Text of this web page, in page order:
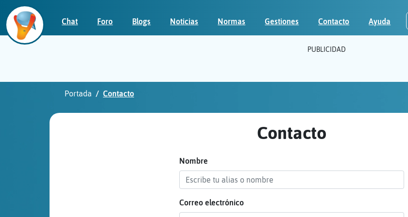
Chat Foro Blogs Noticias Normas Gestiones Contacto Ayuda
PUBLICIDAD
Portada Contacto
Contacto
Nombre
Correo electrónico
Iniciar